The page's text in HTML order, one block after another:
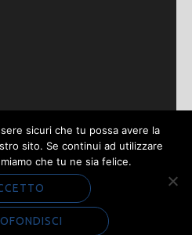
| Metro Magazine |
. Powered by
sicuri che tu possa avere la
sito. Se continui ad utilizzare
che tu ne sia felice.